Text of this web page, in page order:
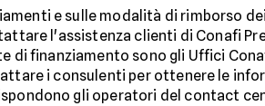
e sulle modalità di rimborso
l'assistenza clienti di Conafi
di finanziamento sono gli Uffici
i consulenti per ottenere le
gli operatori del contact